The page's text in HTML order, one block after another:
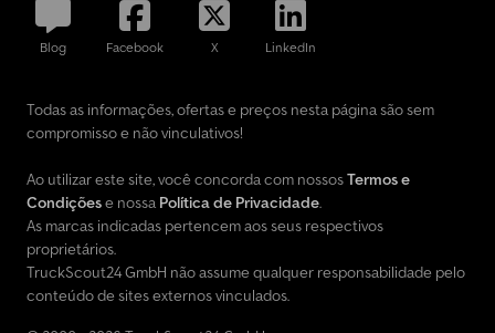
Blog Facebook X LinkedIn
Todas as informações, ofertas e preços nesta página são sem
compromisso e não vinculativos!
Ao utilizar este site, você concorda com nossosTermos e
Condiçõese nossa Política de Privacidade.
As marcas indicadas pertencem aos seus respectivos
proprietários.
TruckScout24 GmbH não assume qualquer responsabilidade pelo
conteúdo de sites externos vinculados.